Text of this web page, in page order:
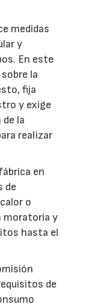
medidas
y
En este
la
fija
y exige
la
realizar
en
de
o
moratoria y
hasta el
de